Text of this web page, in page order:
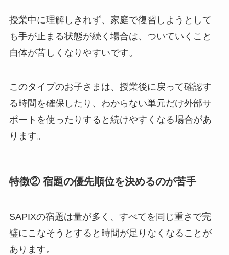
授業中に理解しきれず、家庭で復習しようとして
も手が止まる状態が続く場合は、ついていくこと
自体が苦しくなりやすいです。
このタイプのお子さまは、授業後に戻って確認す
る時間を確保したり、わからない単元だけ外部サ
ポートを使ったりすると続けやすくなる場合があ
ります。
特徴② 宿題の優先順位を決めるのが苦手
SAPIXの宿題は量が多く、すべてを同じ重さで完
璧にこなそうとすると時間が足りなくなることが
あります。